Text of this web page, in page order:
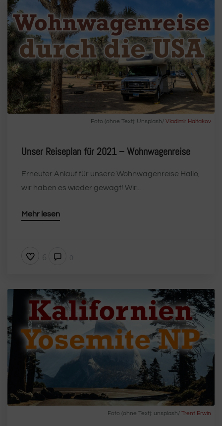
Foto (ohne Text): Unsplash/ Vladimir Haltakov
Unser Reiseplan für 2021 – Wohnwagenreise
Erneuter Anlauf für unsere Wohnwagenreise Hallo,
wir haben es wieder gewagt! Wir...
Mehr lesen
Foto (ohne Text): unsplash/ Trent Erwin